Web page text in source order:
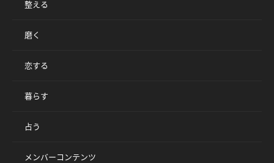
整える
磨く
恋する
暮らす
占う
メンバーコンテンツ